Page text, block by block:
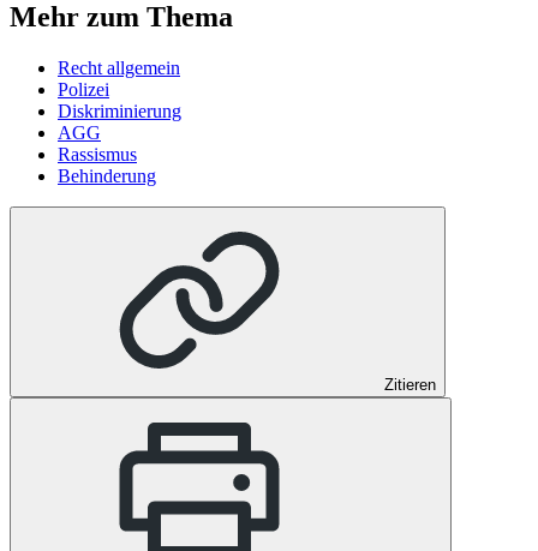
Mehr zum Thema
Recht allgemein
Polizei
Diskriminierung
AGG
Rassismus
Behinderung
Zitieren